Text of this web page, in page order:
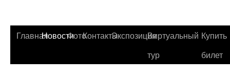
ГлавнаяНовостиФотоКонтактыЭкспозицияВиртуальный
тур
Купить
билет